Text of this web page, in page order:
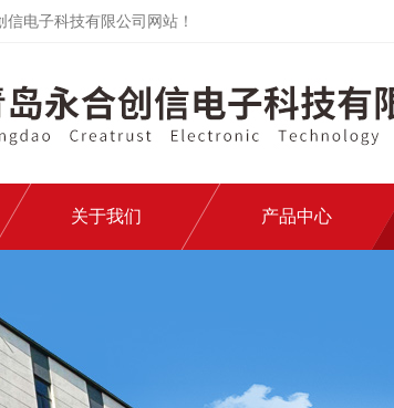
电子科技有限公司网站！
关于我们 产品中心